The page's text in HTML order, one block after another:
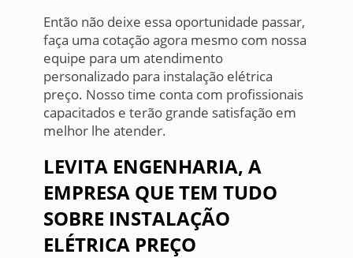
Então não deixe essa oportunidade passar,
faça uma cotação agora mesmo com nossa
equipe para um atendimento
personalizado para instalação elétrica
preço. Nosso time conta com profissionais
capacitados e terão grande satisfação em
melhor lhe atender.
LEVITA ENGENHARIA, A
EMPRESA QUE TEM TUDO
SOBRE INSTALAÇÃO
ELÉTRICA PREÇO